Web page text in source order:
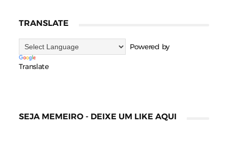
TRANSLATE
Powered by
Translate
SEJA MEMEIRO - DEIXE UM LIKE AQUI